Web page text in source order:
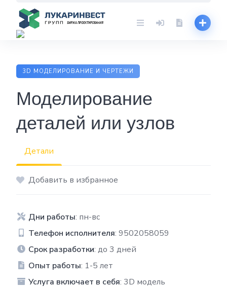
content
3D МОДЕЛИРОВАНИЕ И ЧЕРТЕЖИ
Моделирование
деталей или узлов
Детали
Добавить в избранное
Дни работы: пн-вс
Телефон исполнителя: 9502058059
Срок разработки: до 3 дней
Опыт работы: 1-5 лет
Услуга включает в себя: 3D модель